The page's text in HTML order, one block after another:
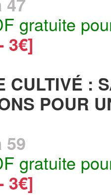
gratuite
3€]
CULTIVÉ :
POUR
59
gratuite
3€]